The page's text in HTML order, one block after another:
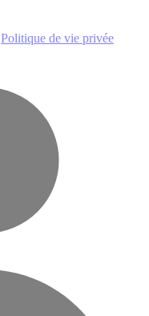
Politique de vie privée